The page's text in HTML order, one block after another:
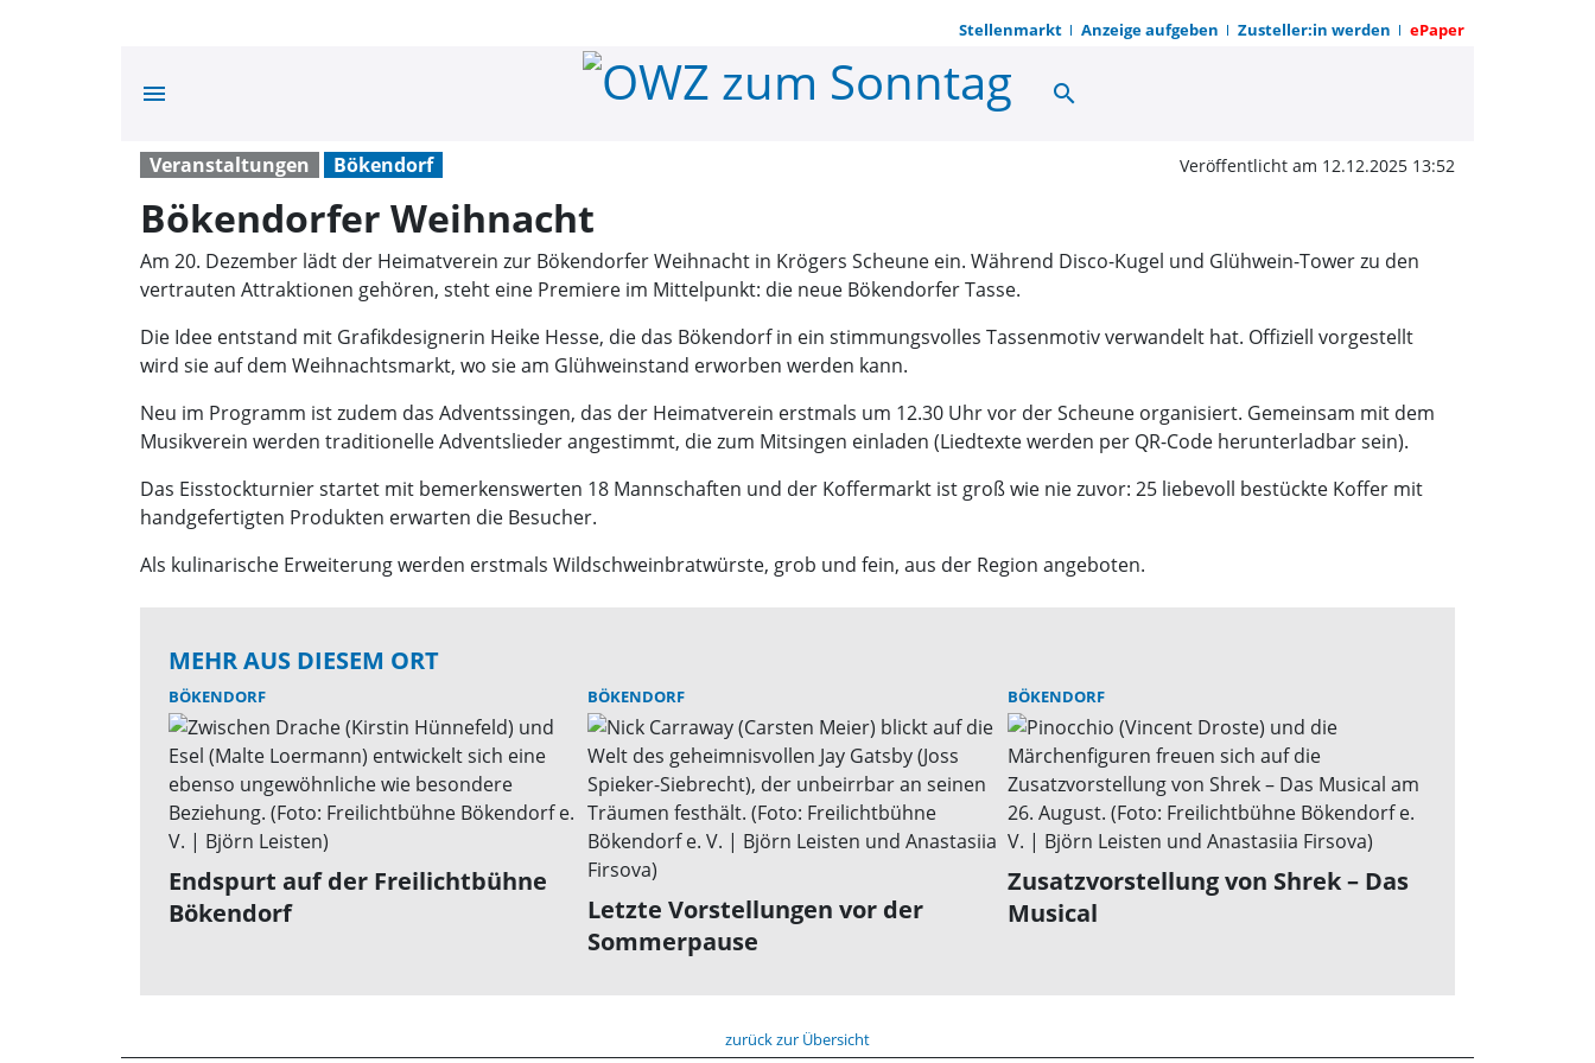
Stellenmarkt Anzeige aufgeben Zusteller:in werden ePaper
menu Bökendorfer Weihnacht | OWZ
search
Veranstaltungen Bökendorf Veröffentlicht am 12.12.2025 13:52
Bökendorfer Weihnacht
Am 20. Dezember lädt der Heimatverein zur Bökendorfer Weihnacht in Krögers Scheune ein. Während Disco-Kugel und Glühwein-Tower zu den
vertrauten Attraktionen gehören, steht eine Premiere im Mittelpunkt: die neue Bökendorfer Tasse.
Die Idee entstand mit Grafikdesignerin Heike Hesse, die das Bökendorf in ein stimmungsvolles Tassenmotiv verwandelt hat. Offiziell vorgestellt
wird sie auf dem Weihnachtsmarkt, wo sie am Glühweinstand erworben werden kann.
Neu im Programm ist zudem das Adventssingen, das der Heimatverein erstmals um 12.30 Uhr vor der Scheune organisiert. Gemeinsam mit dem
Musikverein werden traditionelle Adventslieder angestimmt, die zum Mitsingen einladen (Liedtexte werden per QR-Code herunterladbar sein).
Das Eisstockturnier startet mit bemerkenswerten 18 Mannschaften und der Koffermarkt ist groß wie nie zuvor: 25 liebevoll bestückte Koffer mit
handgefertigten Produkten erwarten die Besucher.
Als kulinarische Erweiterung werden erstmals Wildschweinbratwürste, grob und fein, aus der Region angeboten.
MEHR AUS DIESEM ORT
BÖKENDORF
Endspurt auf der Freilichtbühne
Bökendorf
BÖKENDORF
Letzte Vorstellungen vor der
Sommerpause
BÖKENDORF
Zusatzvorstellung von Shrek – Das
Musical
zurück zur Übersicht